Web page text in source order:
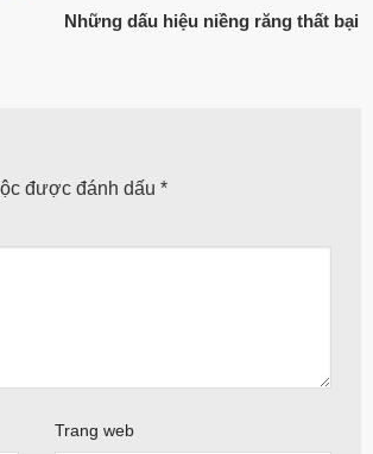
Những dấu hiệu niềng răng thất bại
được đánh dấu *
Trang web